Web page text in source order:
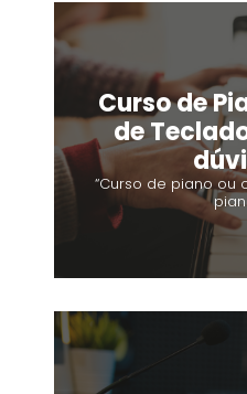
u
a
r
e
Curso de
de
“Curso de piano ou